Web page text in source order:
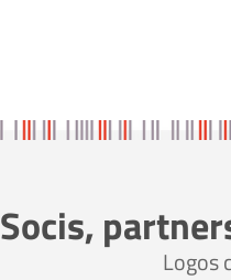
Socis,
Logos